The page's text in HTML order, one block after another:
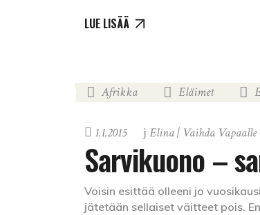
LUE LISÄÄ
Afrikka Eläimet
1.1.2015 Elina | Vaihda Vapaalle
Sarvikuono –
Voisin esittää olleeni jo
jätetään sellaiset väitteet pois.